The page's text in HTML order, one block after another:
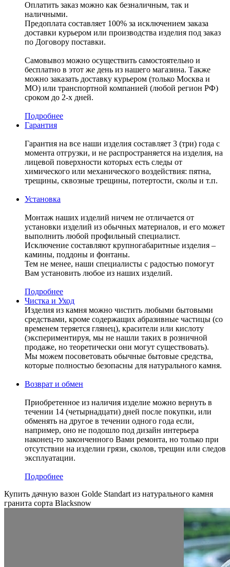
Оплатить заказ можно как безналичным, так и
наличными.
Предоплата составляет 100% за исключением заказа
доставки курьером или производства изделия под заказ
по Договору поставки.
Самовывоз можно осуществить самостоятельно и
бесплатно в этот же день из нашего магазина. Также
можно заказать доставку курьером (только Москва и
МО) или транспортной компанией (любой регион РФ)
сроком до 2-х дней.
Подробнее
Гарантия
Гарантия на все наши изделия составляет 3 (три) года с
момента отгрузки, и не распространяется на изделия, на
лицевой поверхности которых есть следы от
химического или механического воздействия: пятна,
трещины, сквозные трещины, потертости, сколы и т.п.
Установка
Монтаж наших изделий ничем не отличается от
установки изделий из обычных материалов, и его может
выполнить любой профильный специалист.
Исключение составляют крупногабаритные изделия –
камины, поддоны и фонтаны.
Тем не менее, наши специалисты с радостью помогут
Вам установить любое из наших изделий.
Подробнее
Чистка и Уход
Изделия из камня можно чистить любыми бытовыми
средствами, кроме содержащих абразивные частицы (со
временем теряется глянец), красители или кислоту
(экспериментируя, мы не нашли таких в розничной
продаже, но теоретически они могут существовать).
Мы можем посоветовать обычные бытовые средства,
которые полностью безопасны для натурального камня.
Возврат и обмен
Приобретенное из наличия изделие можно вернуть в
течении 14 (четырнадцати) дней после покупки, или
обменять на другое в течении одного года если,
например, оно не подошло под дизайн интерьера
наконец-то законченного Вами ремонта, но только при
отсутствии на изделии грязи, сколов, трещин или следов
эксплуатации.
Подробнее
Купить дачную вазон Golde Standart из натурального камня
гранита сорта Blacksnow